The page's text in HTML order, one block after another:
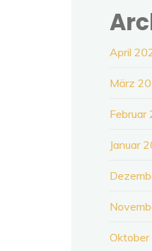
April
März
Februar
Januar